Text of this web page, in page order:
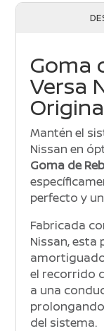
Goma
Versa
Mantén el
Nissan en
Goma de
perfecto y
Fabricada
Nissan, esta
el recorrido
a una
del sistema.